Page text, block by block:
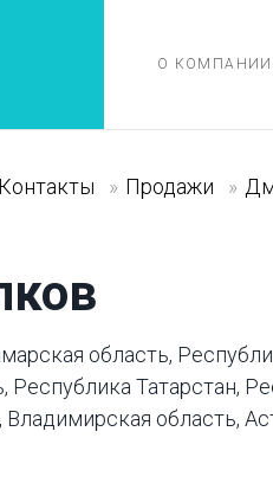
О КОМПАНИИ
Контакты » Продажи »
область,
Республика Татарстан,
область,